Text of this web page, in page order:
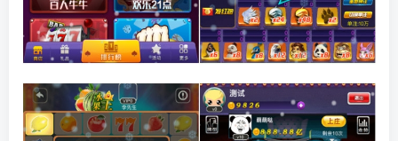
百度登录
使用社交账号登录即表示同意隐私声明